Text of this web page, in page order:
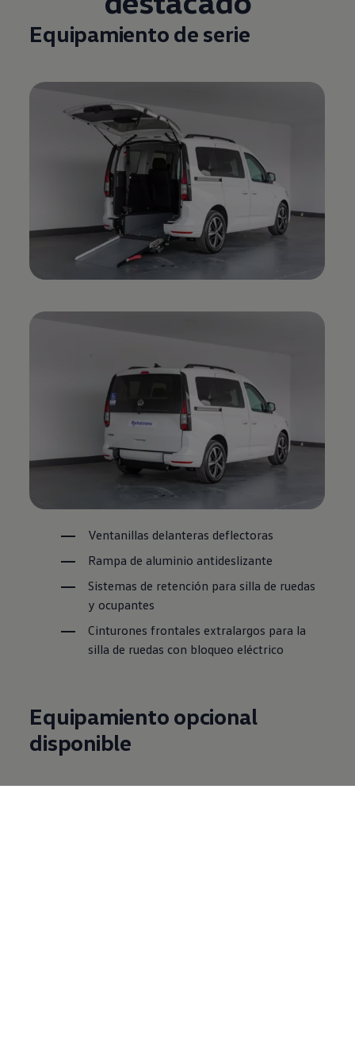
Equipamiento de serie
Ventanillas delanteras deflectoras
Rampa de aluminio antideslizante
Sistemas de retención para silla de ruedas
y ocupantes
Cinturones frontales extralargos para la
silla de ruedas con bloqueo eléctrico
Equipamiento opcional
disponible